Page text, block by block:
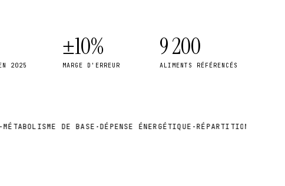
2025
±10%
MARGE D'ERREUR
9 200
ALIMENTS RÉFÉRENCÉS
DE BASE·DÉPENSE ÉNERGÉTIQUE·RÉPARTITION MACROS